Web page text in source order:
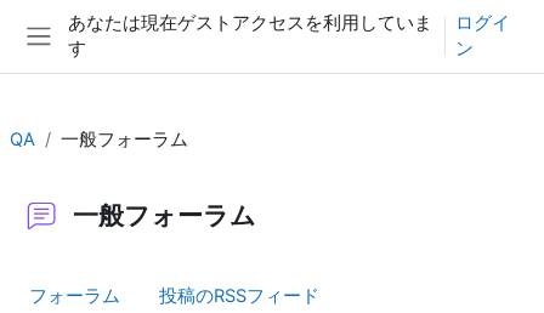
メインコンテンツへスキップする
サイドパネル
あなたは現在ゲストアクセスを利用していま
す
ログイ
ン
QA 一般フォーラム
一般フォーラム
フォーラム 投稿のRSSフィード